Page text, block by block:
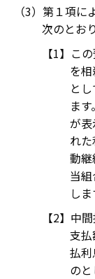
第１項に
次のとお
こ
を
と
ま
が
れ
動
当
しま
中
支
払
のと